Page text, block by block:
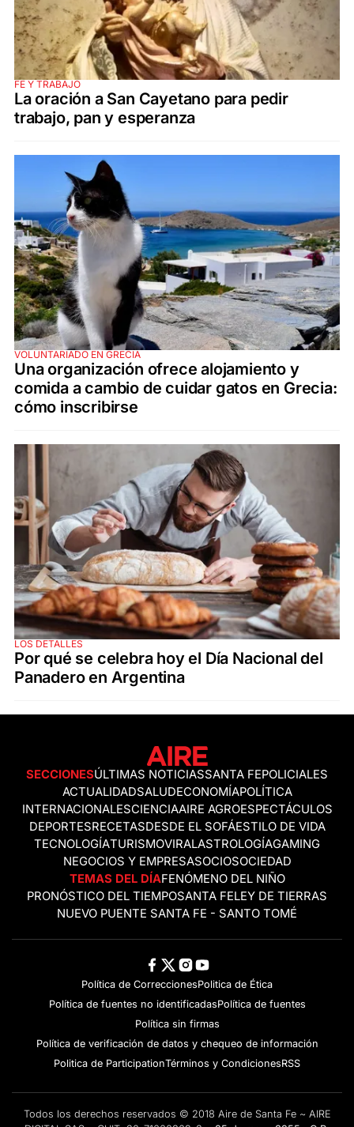
FE Y TRABAJO
La oración a San Cayetano para pedir
trabajo, pan y esperanza
VOLUNTARIADO EN GRECIA
Una organización ofrece alojamiento y
comida a cambio de cuidar gatos en Grecia:
cómo inscribirse
LOS DETALLES
Por qué se celebra hoy el Día Nacional del
Panadero en Argentina
SECCIONESÚLTIMAS NOTICIASSANTA FEPOLICIALES
ACTUALIDADSALUDECONOMÍAPOLÍTICA
INTERNACIONALESCIENCIAAIRE AGROESPECTÁCULOS
DEPORTESRECETASDESDE EL SOFÁESTILO DE VIDA
TECNOLOGÍATURISMOVIRALASTROLOGÍAGAMING
NEGOCIOS Y EMPRESASOCIOSOCIEDAD
TEMAS DEL DÍAFENÓMENO DEL NIÑO
PRONÓSTICO DEL TIEMPOSANTA FELEY DE TIERRAS
NUEVO PUENTE SANTA FE - SANTO TOMÉ
Política de CorreccionesPolitica de Ética
Política de fuentes no identificadasPolítica de fuentes
Política sin firmas
Política de verificación de datos y chequeo de información
Politica de ParticipationTérminos y CondicionesRSS
Todos los derechos reservados © 2018 Aire de Santa Fe ~ AIRE